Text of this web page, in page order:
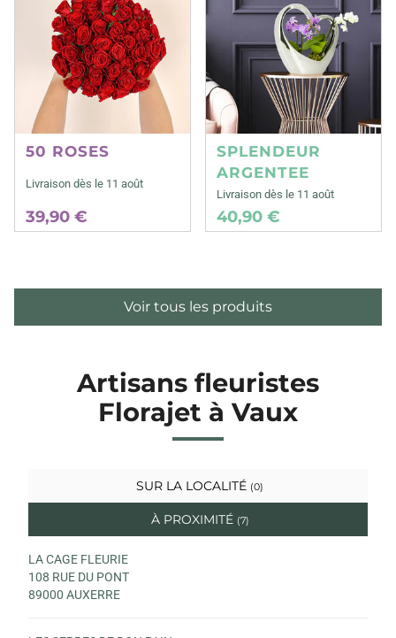
50 ROSES
Livraison dès le 11 août
39,90 €
SPLENDEUR
ARGENTEE
Livraison dès le 11 août
40,90 €
Voir tous les produits
Artisans fleuristes
Florajet à Vaux
SUR LA LOCALITÉ (0)
À PROXIMITÉ (7)
LA CAGE FLEURIE
108 RUE DU PONT
89000 AUXERRE